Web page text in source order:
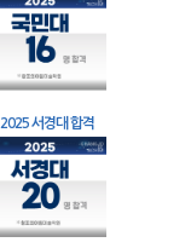
2025 서경대 합격